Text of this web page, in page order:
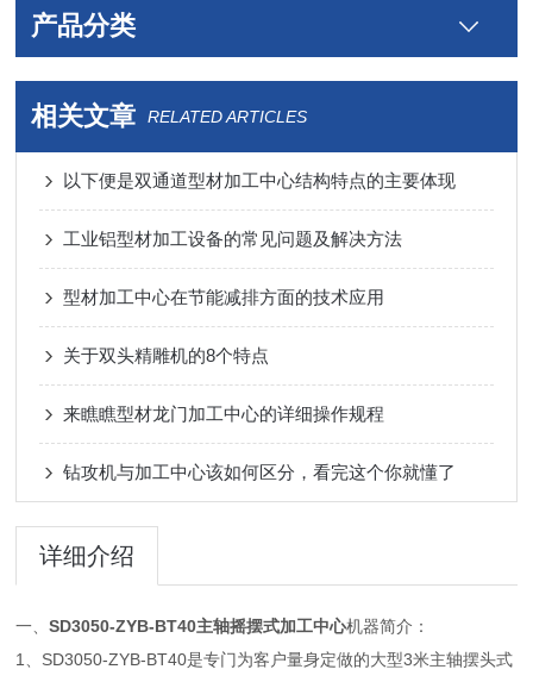
产品分类
相关文章 RELATED ARTICLES
以下便是双通道型材加工中心结构特点的主要体现
工业铝型材加工设备的常见问题及解决方法
型材加工中心在节能减排方面的技术应用
关于双头精雕机的8个特点
来瞧瞧型材龙门加工中心的详细操作规程
钻攻机与加工中心该如何区分，看完这个你就懂了
详细介绍
一、SD3050-ZYB-BT40主轴摇摆式加工中心机器简介：
1、SD3050-ZYB-BT40是专门为客户量身定做的大型3米主轴摆头式